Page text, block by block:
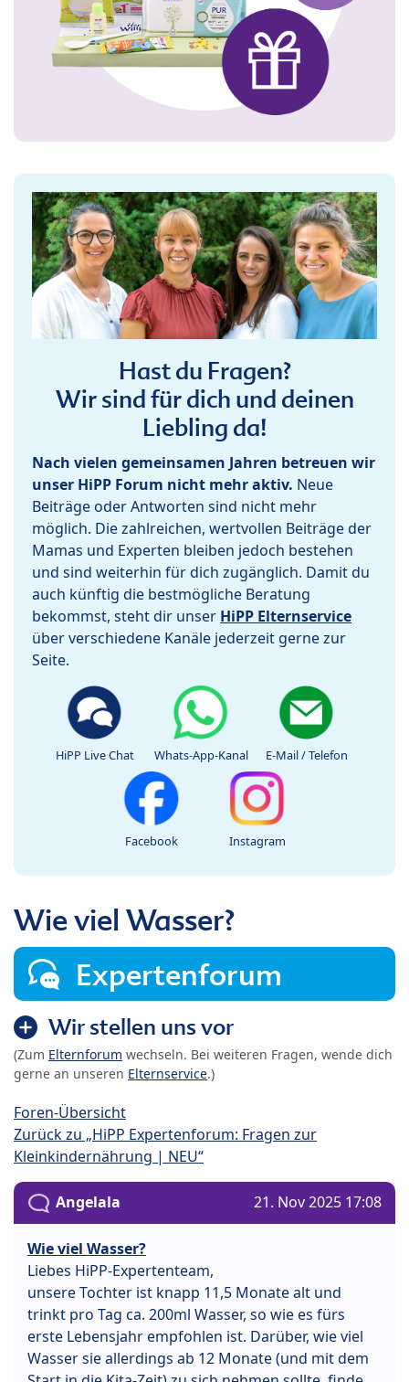
Hast du Fragen?
Wir sind für dich und deinen
Liebling da!
Nach vielen gemeinsamen Jahren betreuen wir
unser HiPP Forum nicht mehr aktiv. Neue
Beiträge oder Antworten sind nicht mehr
möglich. Die zahlreichen, wertvollen Beiträge der
Mamas und Experten bleiben jedoch bestehen
und sind weiterhin für dich zugänglich. Damit du
auch künftig die bestmögliche Beratung
bekommst, steht dir unser HiPP Elternservice
über verschiedene Kanäle jederzeit gerne zur
Seite.
HiPP Live Chat Whats-App-Kanal E-Mail / Telefon
Facebook Instagram
Wie viel Wasser?
Expertenforum
Wir stellen uns vor
(Zum Elternforum wechseln. Bei weiteren Fragen, wende dich
gerne an unseren Elternservice.)
Foren-Übersicht
Zurück zu „HiPP Expertenforum: Fragen zur
Kleinkindernährung | NEU“
Angelala 21. Nov 2025 17:08
Wie viel Wasser?
Liebes HiPP-Expertenteam,
unsere Tochter ist knapp 11,5 Monate alt und
trinkt pro Tag ca. 200ml Wasser, so wie es fürs
erste Lebensjahr empfohlen ist. Darüber, wie viel
Wasser sie allerdings ab 12 Monate (und mit dem